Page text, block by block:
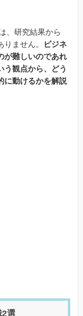
、研究結果から
ません。
ビジネ
が難しいのであれ
う観点から、どう
に動けるかを解説
選